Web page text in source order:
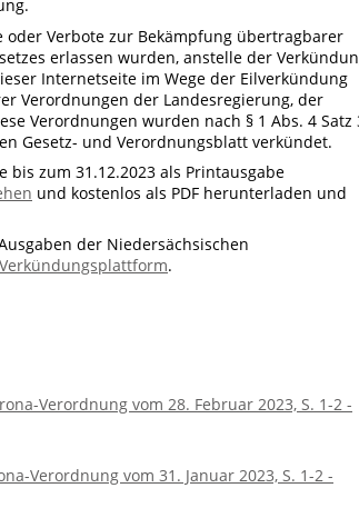
Verbote zur Bekämpfung übertragbarer
erlassen wurden, anstelle der
Internetseite im Wege der Eilverkündung
Verordnungen der Landesregierung, der
Verordnungen wurden nach § 1 Abs. 4 Satz
Gesetz- und Verordnungsblatt verkündet.
bis zum 31.12.2023 als Printausgabe
und kostenlos als PDF herunterladen und
der Niedersächsischen
.
Verordnung vom 28. Februar 2023, S. 1-2 -
Verordnung vom 31. Januar 2023, S. 1-2 -